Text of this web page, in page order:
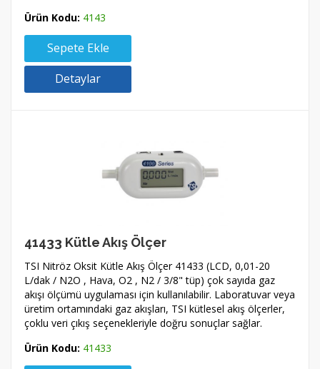
Ürün Kodu: 4143
Sepete Ekle
Detaylar
41433 Kütle Akış Ölçer
TSI Nitröz Oksit Kütle Akış Ölçer 41433 (LCD, 0,01-20
L/dak / N2O , Hava, O2 , N2 / 3/8" tüp) çok sayıda gaz
akışı ölçümü uygulaması için kullanılabilir. Laboratuvar veya
üretim ortamındaki gaz akışları, TSI kütlesel akış ölçerler,
çoklu veri çıkış seçenekleriyle doğru sonuçlar sağlar.
Ürün Kodu: 41433